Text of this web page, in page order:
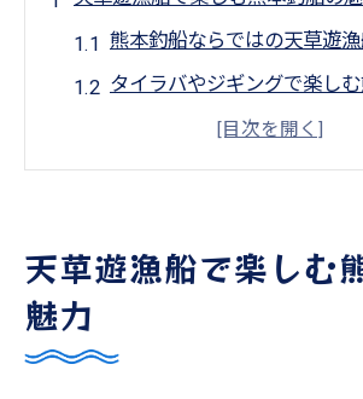
熊本釣船ならではの天草遊
タイラバやジギングで楽し
アジングやテンヤで狙う多彩
ット
の海
太刀魚やタコを熊本釣船で
天草遊漁船で楽しむ
魅力